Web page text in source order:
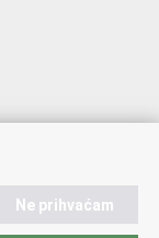
Ne prihvaćam